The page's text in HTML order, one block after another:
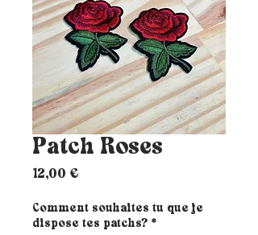
Patch Roses
12,00 €
Comment souhaites tu que je
dispose tes patchs? *